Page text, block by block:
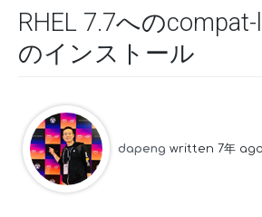
RHEL 7.7への
のインストール
dapeng written 7年 ago